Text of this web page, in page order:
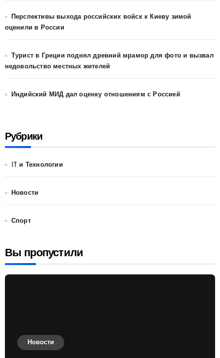
Перспективы выхода российских войск к Киеву зимой
оценили в России
Турист в Греции поднял древний мрамор для фото и вызвал
недовольство местных жителей
Индийский МИД дал оценку отношениям с Россией
Рубрики
IT и Технологии
Новости
Спорт
Вы пропустили
Новости